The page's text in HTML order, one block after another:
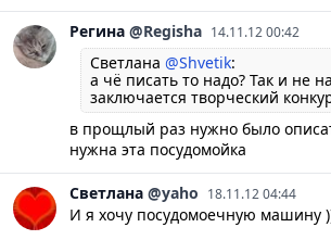
Регина @Regisha 14.11.12 00:42
Светлана @Shvetik:
а чё писать то надо? Так и не
заключается творческий
в прощлый раз нужно было
нужна эта посудомойка
Светлана @yaho 18.11.12 04:44
И я хочу посудомоечную машину